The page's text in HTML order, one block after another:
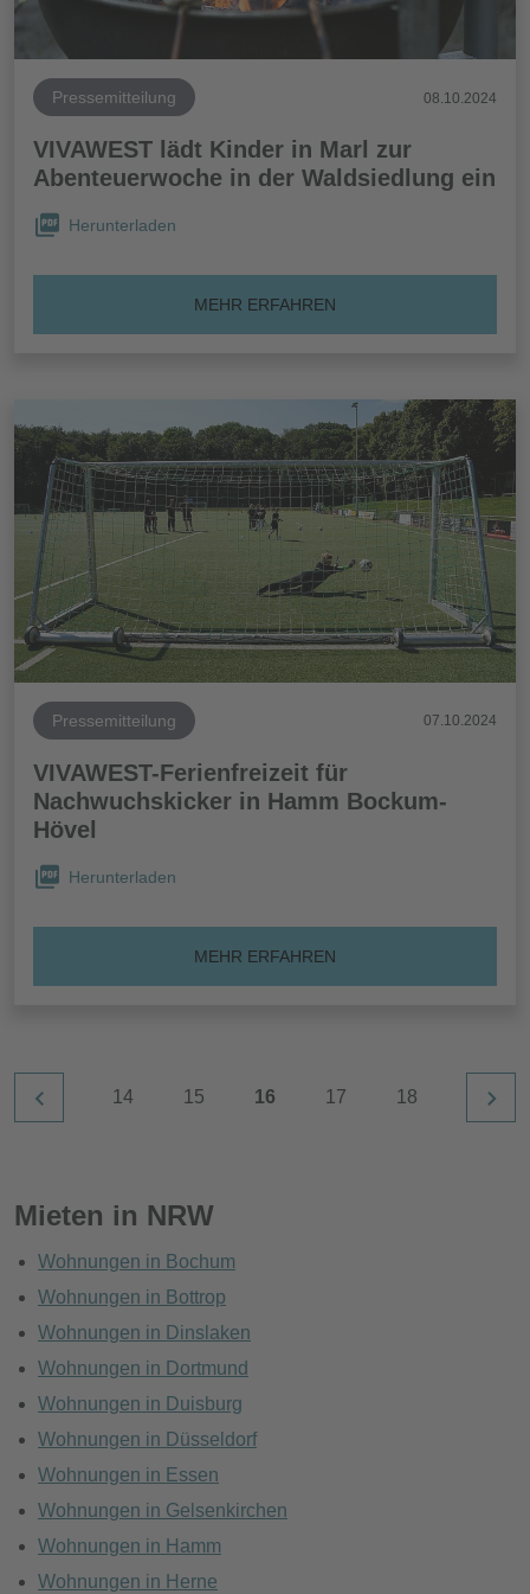
Pressemitteilung 08.10.2024
VIVAWEST lädt Kinder in Marl zur
Abenteuerwoche in der Waldsiedlung ein
Herunterladen
MEHR ERFAHREN
Pressemitteilung 07.10.2024
VIVAWEST-Ferienfreizeit für
Nachwuchskicker in Hamm Bockum-
Hövel
Herunterladen
MEHR ERFAHREN
14 15 16 17 18
Mieten in NRW
Wohnungen in Bochum
Wohnungen in Bottrop
Wohnungen in Dinslaken
Wohnungen in Dortmund
Wohnungen in Duisburg
Wohnungen in Düsseldorf
Wohnungen in Essen
Wohnungen in Gelsenkirchen
Wohnungen in Hamm
Wohnungen in Herne